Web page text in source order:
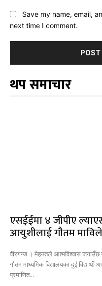
Save my name, email,
next time I comment.
थप समाचार
एसईईमा ४ जीपीए
आयुशीलाई गौतम
वीरगन्ज । मेहनतले आत्मविश्वास
गौतम माध्यमिक विद्यालयका दुई
प्रमाणित...